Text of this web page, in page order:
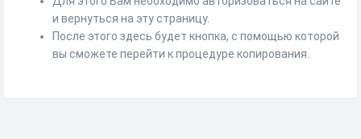
и вернуться на эту страницу.
После этого здесь будет кнопка, с помощью которой
вы сможете перейти к процедуре копирования.